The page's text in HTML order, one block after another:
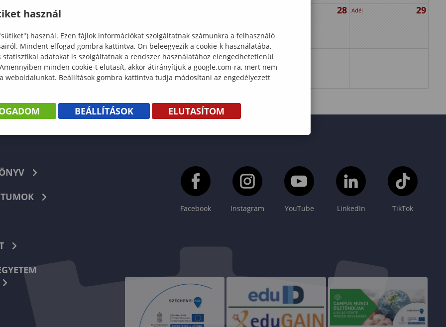
napja
24 Pál
Diplomaátadó
ünnepély
28 Adél 29
31
Facebook Instagram YouTube LinkedIn TikTok
használ
használ. Ezen fájlok információkat szolgáltatnak számunkra a felhasználó
Mindent elfogad gombra kattintva, Ön beleegyezik a cookie-k használatába,
statisztikai adatokat is szolgáltatnak a rendszer használatához elengedhetetlenül
minden cookie-t elutasít, akkor átirányítjuk a google.com-ra, mert nem
weboldalunkat. Beállítások gombra kattintva tudja módosítani az engedélyezett
BEÁLLÍTÁSOK ELUTASÍTOM